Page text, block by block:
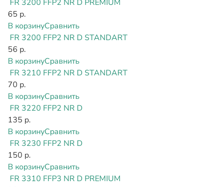
FR 3200 FFP2 NR D PREMIUM
65 р.
В корзинуСравнить
FR 3200 FFP2 NR D STANDART
56 р.
В корзинуСравнить
FR 3210 FFP2 NR D STANDART
70 р.
В корзинуСравнить
FR 3220 FFP2 NR D
135 р.
В корзинуСравнить
FR 3230 FFP2 NR D
150 р.
В корзинуСравнить
FR 3310 FFP3 NR D PREMIUM